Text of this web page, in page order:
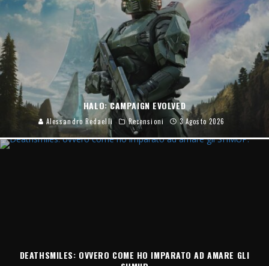
HALO: CAMPAIGN EVOLVED
Alessandro Redaelli Recensioni 3 Agosto 2026
DEATHSMILES: OVVERO COME HO IMPARATO AD AMARE GLI